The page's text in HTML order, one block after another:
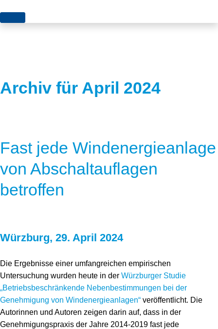
Themen
Flächen
Märkte
Stromerzeugung
Wärme
Wasserstoff
News
Über uns
Newsletter
Infomaterial
Schriften zum Umweltenergierecht
Archiv für April 2024
Fast jede Windenergieanlage
von Abschaltauflagen
betroffen
Würzburg, 29. April 2024
Die Ergebnisse einer umfangreichen empirischen
Untersuchung wurden heute in der Würzburger Studie
„Betriebsbeschränkende Nebenbestimmungen bei der
Genehmigung von Windenergieanlagen“ veröffentlicht. Die
Autorinnen und Autoren zeigen darin auf, dass in der
Genehmigungspraxis der Jahre 2014-2019 fast jede